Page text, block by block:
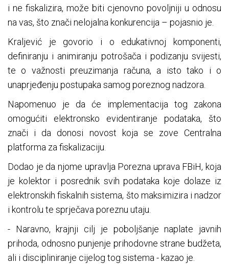
i ne fiskalizira, može biti cjenovno povoljniji u odnosu
na vas, što znači nelojalna konkurencija – pojasnio je.
Kraljević je govorio i o edukativnoj komponenti,
definiranju i animiranju potrošača i podizanju svijesti,
te o važnosti preuzimanja računa, a isto tako i o
unaprjeđenju postupaka samog poreznog nadzora.
Napomenuo je da će implementacija tog zakona
omogućiti elektronsko evidentiranje podataka, što
znači i da donosi novost koja se zove Centralna
platforma za fiskalizaciju.
Dodao je da njome upravlja Porezna uprava FBiH, koja
je kolektor i posrednik svih podataka koje dolaze iz
elektronskih fiskalnih sistema, što maksimizira i nadzor
i kontrolu te sprječava poreznu utaju.
- Naravno, krajnji cilj je poboljšanje naplate javnih
prihoda, odnosno punjenje prihodovne strane budžeta,
ali i discipliniranje cijelog tog sistema - kazao je.